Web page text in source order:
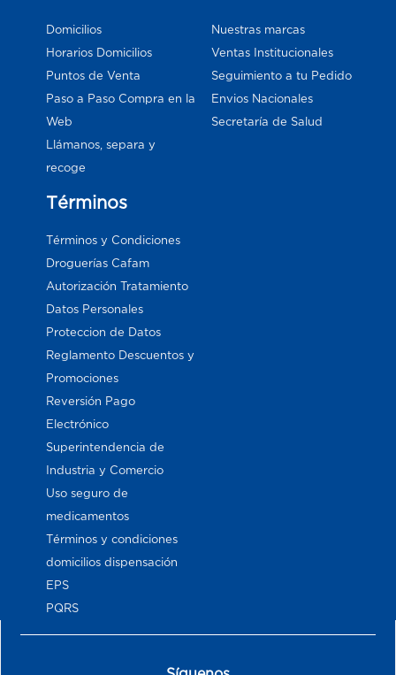
Domicilios
Horarios Domicilios
Puntos de Venta
Paso a Paso Compra en la
Web
Llámanos, separa y
recoge
Nuestras marcas
Ventas Institucionales
Seguimiento a tu Pedido
Envios Nacionales
Secretaría de Salud
Términos
Términos y Condiciones
Droguerías Cafam
Autorización Tratamiento
Datos Personales
Proteccion de Datos
Reglamento Descuentos y
Promociones
Reversión Pago
Electrónico
Superintendencia de
Industria y Comercio
Uso seguro de
medicamentos
Términos y condiciones
domicilios dispensación
EPS
PQRS